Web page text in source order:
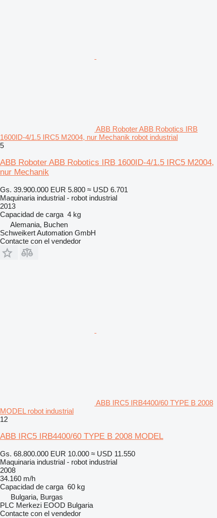
ABB Roboter ABB Robotics IRB
1600ID-4/1.5 IRC5 M2004, nur Mechanik robot industrial
5
ABB Roboter ABB Robotics IRB 1600ID-4/1.5 IRC5 M2004,
nur Mechanik
Gs. 39.900.000 EUR 5.800 ≈ USD 6.701
Maquinaria industrial - robot industrial
2013
Capacidad de carga 4 kg
Alemania, Buchen
Schweikert Automation GmbH
Contacte con el vendedor
ABB IRC5 IRB4400/60 TYPE B 2008
MODEL robot industrial
12
ABB IRC5 IRB4400/60 TYPE B 2008 MODEL
Gs. 68.800.000 EUR 10.000 ≈ USD 11.550
Maquinaria industrial - robot industrial
2008
34.160 m/h
Capacidad de carga 60 kg
Bulgaria, Burgas
PLC Merkezi EOOD Bulgaria
Contacte con el vendedor